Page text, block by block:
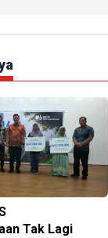
Tak Lagi